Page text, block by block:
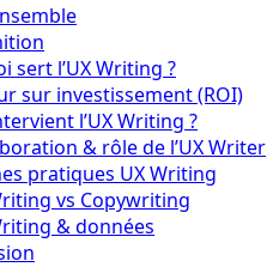
sert l’UX Writing ?
sur investissement (ROI)
l’UX Writing ?
& rôle de l’UX Writer
pratiques UX Writing
vs Copywriting
& données